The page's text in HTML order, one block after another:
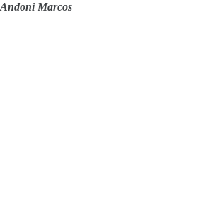
Andoni Marcos